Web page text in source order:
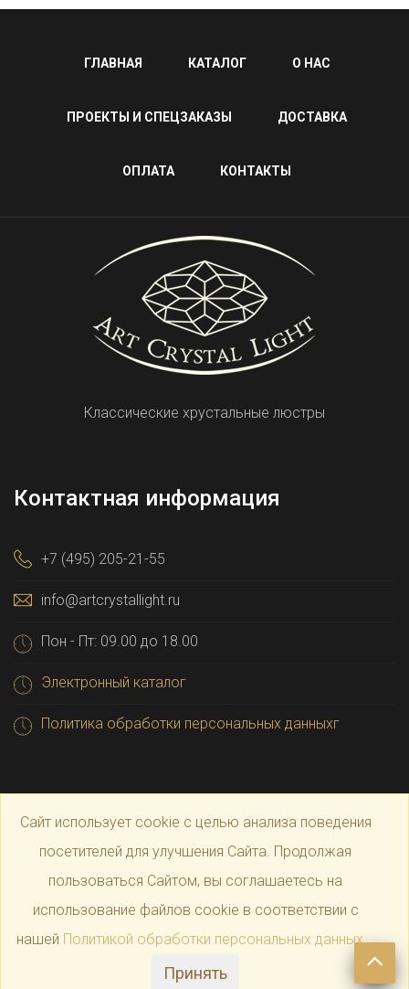
ГЛАВНАЯ КАТАЛОГ О НАС
ПРОЕКТЫ И СПЕЦЗАКАЗЫ ДОСТАВКА
ОПЛАТА КОНТАКТЫ
Классические хрустальные люстры
Контактная информация
+7 (495) 205-21-55
info@artcrystallight.ru
Пон - Пт: 09.00 до 18.00
Электронный каталог
Политика обработки персональных данныхг
Crystal Light
Сайт использует cookie с целью анализа поведения
посетителей для улучшения Сайта. Продолжая
пользоваться Сайтом, вы соглашаетесь на
использование файлов cookie в соответствии с
нашей Политикой обработки персональных данных.
Принять